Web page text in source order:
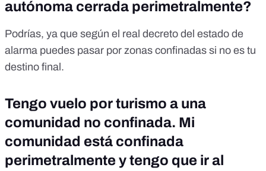
autónoma cerrada perimetralmente?
Podrías, ya que según el real decreto del estado de
alarma puedes pasar por zonas confinadas si no es tu
destino final.
Tengo vuelo por turismo a una
comunidad no confinada. Mi
comunidad está confinada
perimetralmente y tengo que ir al